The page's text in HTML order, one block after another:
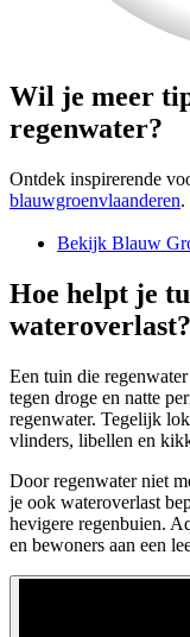
Wil je meer
regenwater?
Ontdek inspirerende
blauwgroenvlaanderen.
Bekijk Blauw
Hoe helpt je
wateroverlast?
Een tuin die
tegen droge en natte
regenwater. Tegelijk
vlinders, libellen en
Door regenwater niet
je ook wateroverlast
hevigere regenbuien.
en bewoners aan een